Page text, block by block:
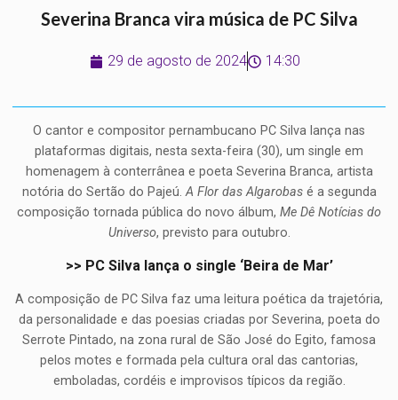
Severina Branca vira música de PC Silva
29 de agosto de 2024 14:30
O cantor e compositor pernambucano PC Silva lança nas
plataformas digitais, nesta sexta-feira (30), um single em
homenagem à conterrânea e poeta Severina Branca, artista
notória do Sertão do Pajeú.A Flor das Algarobasé a segunda
composição tornada pública do novo álbum, Me Dê Notícias do
Universo, previsto para outubro.
>> PC Silva lança o single ‘Beira de Mar’
A composição de PC Silva faz uma leitura poética da trajetória,
da personalidade e das poesias criadas por Severina, poeta do
Serrote Pintado, na zona rural de São José do Egito, famosa
pelos motes e formada pela cultura oral das cantorias,
emboladas, cordéis e improvisos típicos da região.